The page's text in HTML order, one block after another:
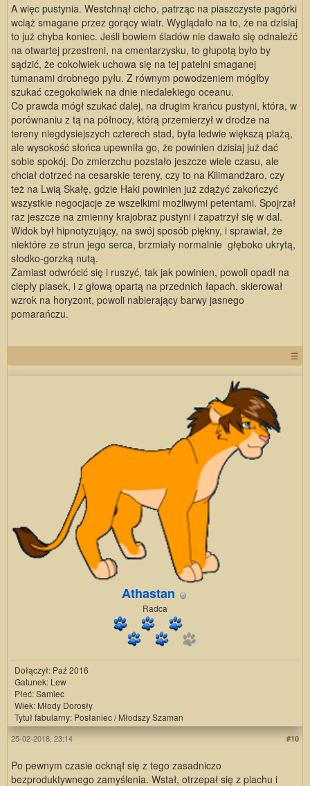
A więc pustynia. Westchnął cicho, patrząc na piaszczyste pagórki
wciąż smagane przez gorący wiatr. Wyglądało na to, że na dzisiaj
to już chyba koniec. Jeśli bowiem śladów nie dawało się odnaleźć
na otwartej przestreni, na cmentarzysku, to głupotą było by
sądzić, że cokolwiek uchowa się na tej patelni smaganej
tumanami drobnego pyłu. Z równym powodzeniem mógłby
szukać czegokolwiek na dnie niedalekiego oceanu.
Co prawda mógł szukać dalej, na drugim krańcu pustyni, która, w
porównaniu z tą na północy, którą przemierzył w drodze na
tereny niegdysiejszych czterech stad, była ledwie większą plażą,
ale wysokość słońca upewniła go, że powinien dzisiaj już dać
sobie spokój. Do zmierzchu pozstało jeszcze wiele czasu, ale
chciał dotrzeć na cesarskie tereny, czy to na Kilimandżaro, czy
też na Lwią Skałę, gdzie Haki powinien już zdążyć zakończyć
wszystkie negocjacje ze wszelkimi możliwymi petentami. Spojrzał
raz jeszcze na zmienny krajobraz pustyni i zapatrzył się w dal.
Widok był hipnotyzujący, na swój sposób piękny, i sprawiał, że
niektóre ze strun jego serca, brzmiały normalnie głęboko ukrytą,
słodko-gorzką nutą.
Zamiast odwrócić się i ruszyć, tak jak powinien, powoli opadł na
ciepły piasek, i z głową opartą na przednich łapach, skierował
wzrok na horyzont, powoli nabierający barwy jasnego
pomarańczu.
☰
Athastan
Radca
Dołączył: Paź 2016
Gatunek: Lew
Płeć: Samiec
Wiek: Młody Dorosły
Tytuł fabularny: Posłaniec / Młodszy Szaman
#10
25-02-2018, 23:14
Po pewnym czasie ocknął się z tego zasadniczo
bezproduktywnego zamyślenia. Wstał, otrzepał się z piachu i